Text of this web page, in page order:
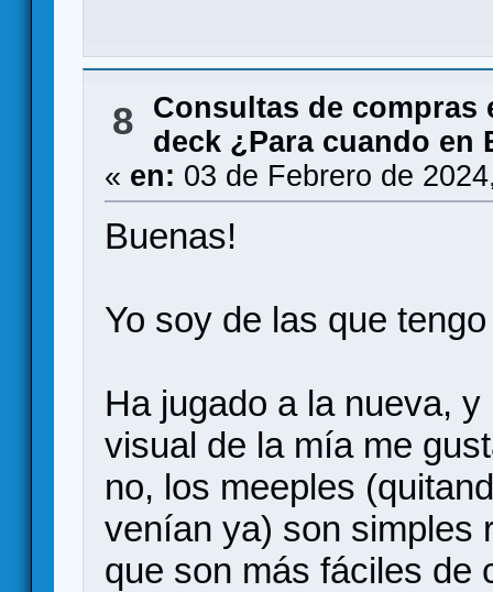
8
Consultas de compras
deck ¿Para cuando en
« en: 03 de Febrero de
Buenas!
Yo soy de las que
Ha jugado a la nueva,
visual de la mía me
no, los meeples
venían ya) son simples
que son más fáciles de